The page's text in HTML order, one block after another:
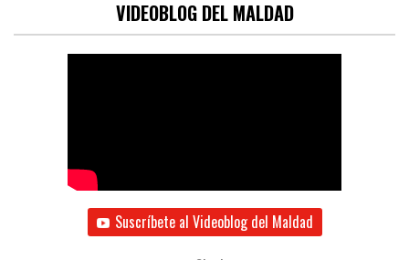
VIDEOBLOG DEL MALDAD
Suscríbete al Videoblog del Maldad